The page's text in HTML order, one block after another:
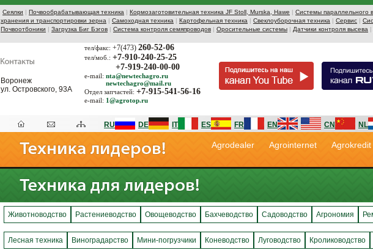
Сеялки | Почвообрабатывающая техника | Кормозаготовительная техника JF Stoll, Murska, Hawe | Системы параллельного
хранения и транспортировки зерна | Самоходная техника | Картофельная техника | Свеклоуборочная техника | Сервис |
Почвоотбоники | Загрузка Биг Бэгов | Система контроля семяпроводов | Оросительные системы | Датчики контроля высева |
Воронеж
ул. Островского, 93А
тел/факс: +7(473) 260-52-06
тел/моб.: +7-910-240-25-25
+7-919-240-00-00
e-mail: nta@newtechagro.ru
newtechagro@mail.ru
Отдел запчастей: +7-915-541-56-16
e-mail: 1@agrotop.ru
RU DE IT ES FR EN CN NL
Agrodealer Agrointernet Agrokredit
Животноводство Растениеводство Овощеводство Бахчеводство Садоводство Агрономия
Лесная техника Виноградарство Мини-погрузчики Коневодство Луговодство Кролиководство